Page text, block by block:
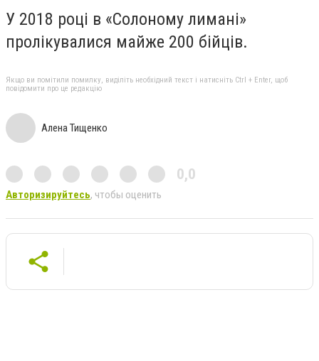
У 2018 році в «Солоному лимані»
пролікувалися майже 200 бійців.
Якщо ви помітили помилку, виділіть необхідний текст і натисніть Ctrl + Enter, щоб
повідомити про це редакцію
Алена Тищенко
0,0
Авторизируйтесь, чтобы оценить